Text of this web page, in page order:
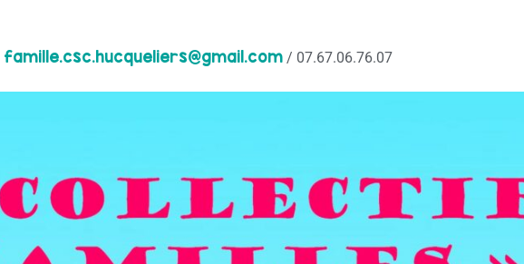
famille.csc.hucqueliers@gmail.com / 07.67.06.76.07